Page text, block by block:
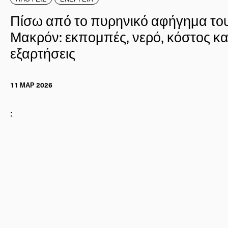
Πίσω από το πυρηνικό αφήγημα
Μακρόν: εκπομπές, νερό, κόστος
εξαρτήσεις
11 ΜΑΡ 2026
: